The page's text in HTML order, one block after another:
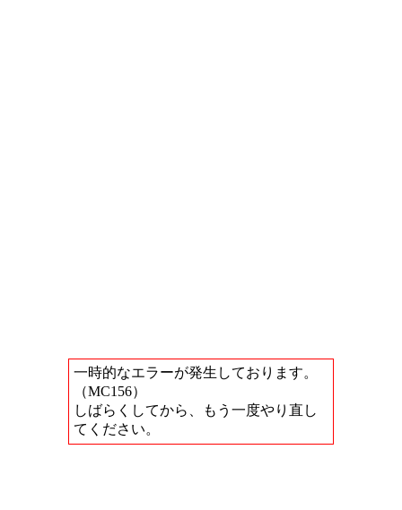
一時的なエラーが発生しております。
（MC156）
しばらくしてから、もう一度やり直し
てください。